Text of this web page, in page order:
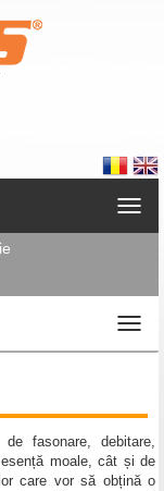
fasonare, debitare,
moale, cât și de
care vor să obțină o